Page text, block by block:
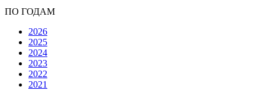
ПО ГОДАМ
2026
2025
2024
2023
2022
2021